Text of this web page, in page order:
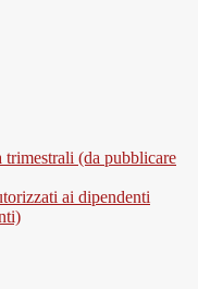
trimestrali (da pubblicare
ai dipendenti